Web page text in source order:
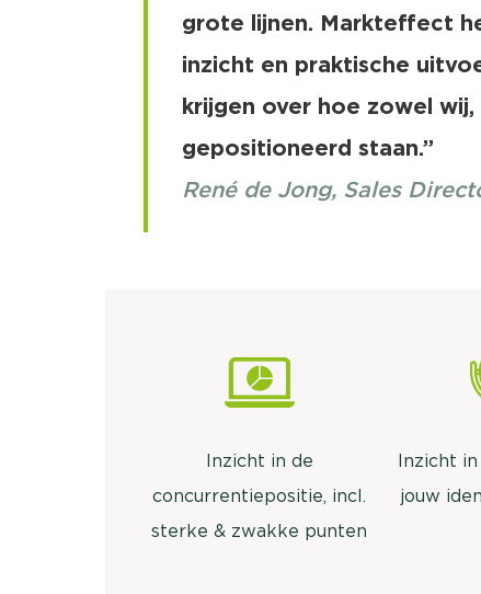
grote lijnen. Markteffect
inzicht en praktische
krijgen over hoe zowel
gepositioneerd staan.”
René de Jong, Sales
Inzicht in de
concurrentiepositie, incl.
sterke & zwakke punten
Inzicht
jouw